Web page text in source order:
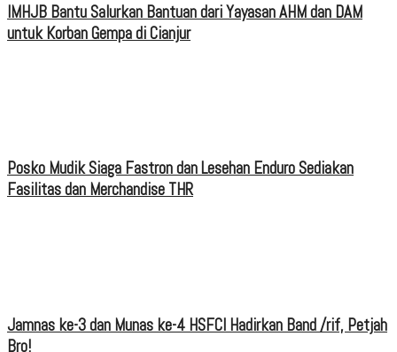
IMHJB Bantu Salurkan Bantuan dari Yayasan AHM dan DAM
untuk Korban Gempa di Cianjur
Posko Mudik Siaga Fastron dan Lesehan Enduro Sediakan
Fasilitas dan Merchandise THR
Jamnas ke-3 dan Munas ke-4 HSFCI Hadirkan Band /rif, Petjah
Bro!